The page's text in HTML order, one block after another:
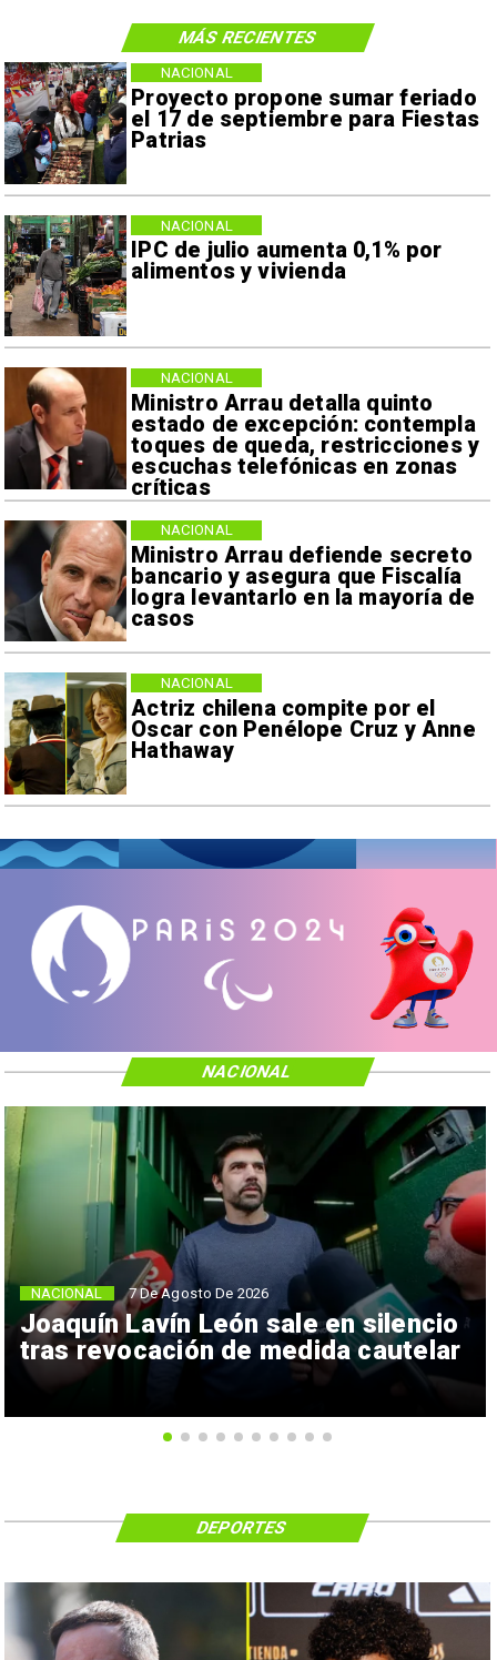
Proyecto propone sumar feriado
el 17 de septiembre para Fiestas
Patrias
NACIONAL
IPC de julio aumenta 0,1% por
alimentos y vivienda
NACIONAL
Ministro Arrau detalla quinto
estado de excepción: contempla
toques de queda, restricciones y
escuchas telefónicas en zonas
críticas
NACIONAL
Ministro Arrau defiende secreto
bancario y asegura que Fiscalía
logra levantarlo en la mayoría de
casos
NACIONAL
Actriz chilena compite por el
Oscar con Penélope Cruz y Anne
Hathaway
NACIONAL
MÁS RECIENTES
Joaquín Lavín León sale en silencio
tras revocación de medida cautelar
NACIONAL 7 De Agosto De 2026
NACIONAL
DEPORTES